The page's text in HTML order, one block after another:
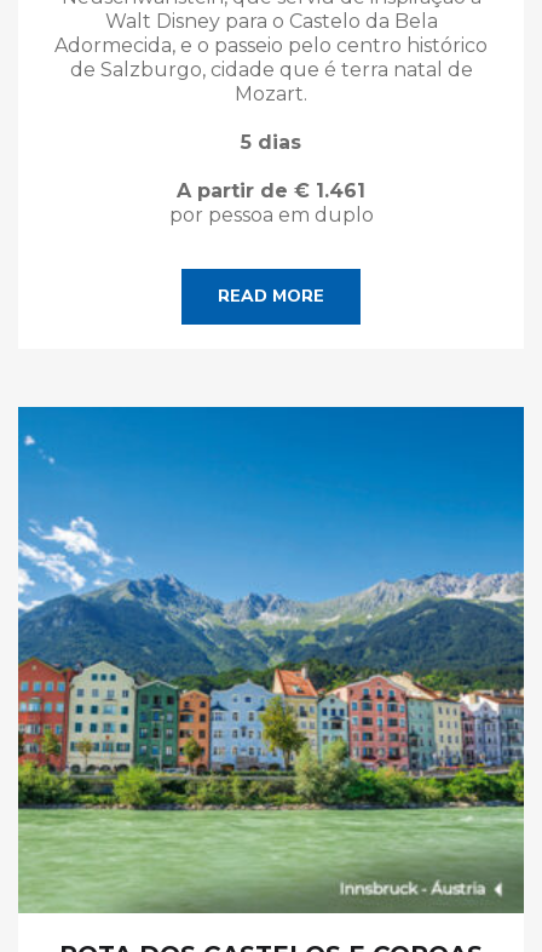
Walt Disney para o Castelo da Bela
Adormecida, e o passeio pelo centro histórico
de Salzburgo, cidade que é terra natal de
Mozart.
5 dias
A partir de € 1.461
por pessoa em duplo
READ MORE